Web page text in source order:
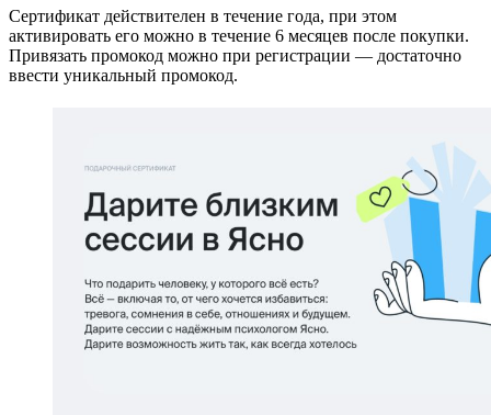
Сертификат действителен в течение года, при этом
активировать его можно в течение 6 месяцев после покупки.
Привязать промокод можно при регистрации — достаточно
ввести уникальный промокод.